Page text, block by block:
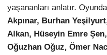
yaşananları anlatır. Oyunda
Akpınar, Burhan
Alkan, Hüseyin Emre
Oğuzhan Oğuz, Ömer